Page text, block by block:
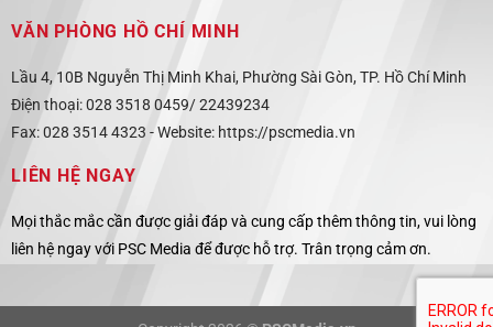
VĂN PHÒNG HỒ CHÍ MINH
Lầu 4, 10B Nguyễn Thị Minh Khai, Phường Sài Gòn, TP. Hồ Chí Minh
Điện thoại: 028 3518 0459/ 22439234
Fax: 028 3514 4323 -Website: https://pscmedia.vn
LIÊN HỆ NGAY
Mọi thắc mắc cần được giải đáp và cung cấp thêm thông tin, vui lòng
liên hệ ngay với PSC Media để được hỗ trợ. Trân trọng cảm ơn.